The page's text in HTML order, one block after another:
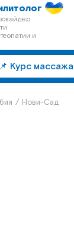
и
📌 Курс массажа
/ Нови-Сад